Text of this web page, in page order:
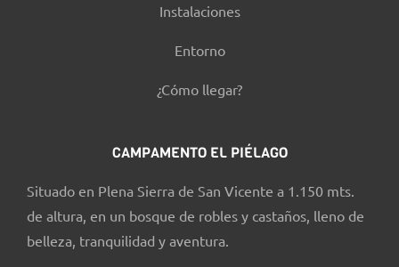
Instalaciones
Entorno
¿Cómo llegar?
CAMPAMENTO EL PIÉLAGO
Situado en Plena Sierra de San Vicente a 1.150 mts.
de altura, en un bosque de robles y castaños, lleno de
belleza, tranquilidad y aventura.